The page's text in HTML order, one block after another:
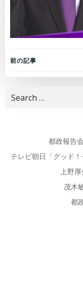
Post
前の記事
Search
都政報告
テレビ朝日「グッド
上野
茂木
都